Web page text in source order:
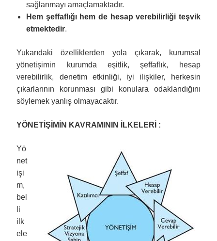
sağlanmayı amaçlamaktadır.
Hem şeffaflığı hem de hesap verebilirliği teşvik
etmektedir.
Yukarıdaki özelliklerden yola çıkarak, kurumsal
yönetişimin kurumda eşitlik, şeffaflık, hesap
verebilirlik, denetim etkinliği, iyi ilişkiler, herkesin
çıkarlarının korunması gibi konulara odaklandığını
söylemek yanlış olmayacaktır.
YÖNETİŞİMİN KAVRAMININ İLKELERİ :
Yö
net
işi
m,
bel
li
ilk
ele